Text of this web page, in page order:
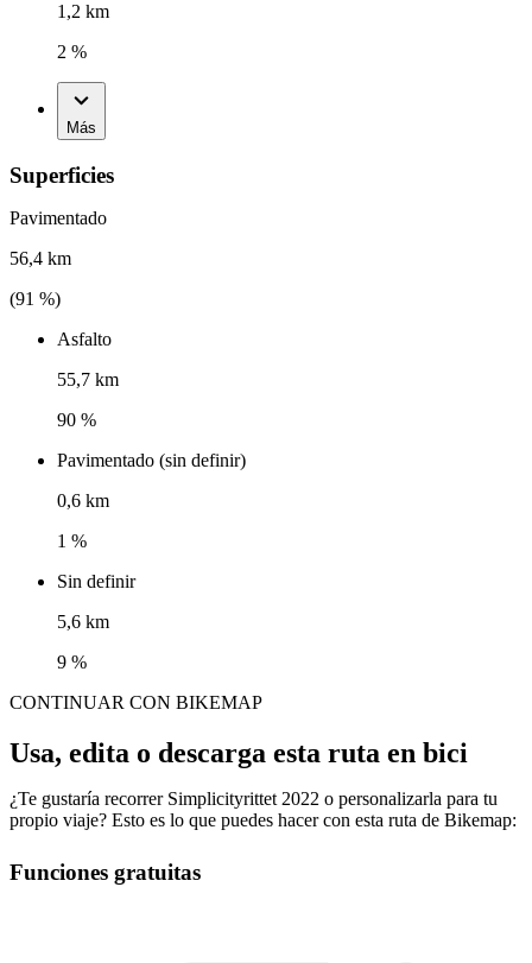
1,2 km
2 %
Más
Superficies
Pavimentado
56,4 km
(91 %)
Asfalto
55,7 km
90 %
Pavimentado (sin definir)
0,6 km
1 %
Sin definir
5,6 km
9 %
CONTINUAR CON BIKEMAP
Usa, edita o descarga esta ruta en bici
¿Te gustaría recorrer Simplicityrittet 2022 o personalizarla para tu
propio viaje? Esto es lo que puedes hacer con esta ruta de Bikemap:
Funciones gratuitas